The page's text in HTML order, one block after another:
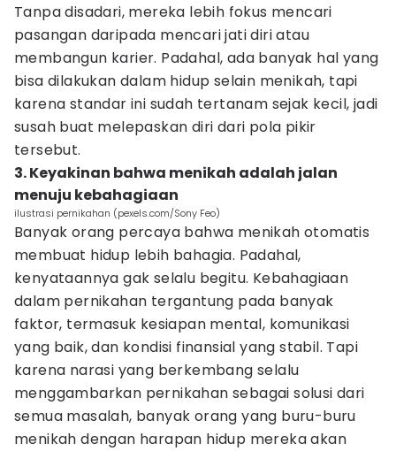
Tanpa disadari, mereka lebih fokus mencari
pasangan daripada mencari jati diri atau
membangun karier. Padahal, ada banyak hal yang
bisa dilakukan dalam hidup selain menikah, tapi
karena standar ini sudah tertanam sejak kecil, jadi
susah buat melepaskan diri dari pola pikir
tersebut.
3. Keyakinan bahwa menikah adalah jalan
menuju kebahagiaan
ilustrasi pernikahan (pexels.com/Sony Feo)
Banyak orang percaya bahwa menikah otomatis
membuat hidup lebih bahagia. Padahal,
kenyataannya gak selalu begitu. Kebahagiaan
dalam pernikahan tergantung pada banyak
faktor, termasuk kesiapan mental, komunikasi
yang baik, dan kondisi finansial yang stabil. Tapi
karena narasi yang berkembang selalu
menggambarkan pernikahan sebagai solusi dari
semua masalah, banyak orang yang buru-buru
menikah dengan harapan hidup mereka akan